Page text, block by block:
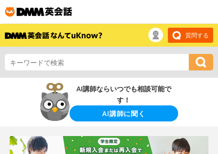
質問する
AI講師ならいつでも相談可能で
す！
AI講師に聞く